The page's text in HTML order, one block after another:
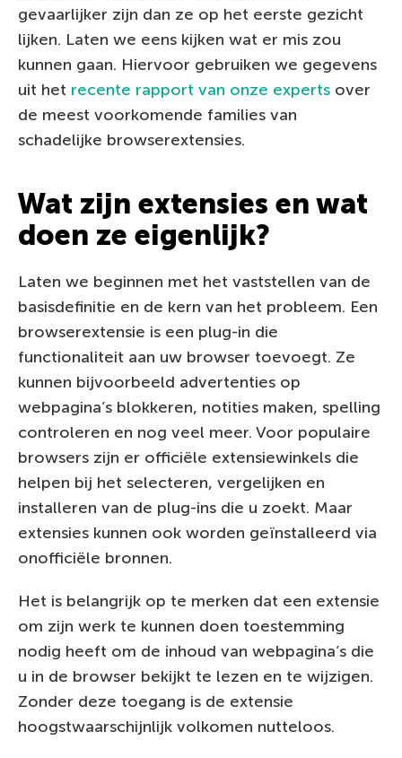
gevaarlijker zijn dan ze op het eerste gezicht
lijken. Laten we eens kijken wat er mis zou
kunnen gaan. Hiervoor gebruiken we gegevens
uit het recente rapport van onze experts over
de meest voorkomende families van
schadelijke browserextensies.
Wat zijn extensies en wat
doen ze eigenlijk?
Laten we beginnen met het vaststellen van de
basisdefinitie en de kern van het probleem. Een
browserextensie is een plug-in die
functionaliteit aan uw browser toevoegt. Ze
kunnen bijvoorbeeld advertenties op
webpagina’s blokkeren, notities maken, spelling
controleren en nog veel meer. Voor populaire
browsers zijn er officiële extensiewinkels die
helpen bij het selecteren, vergelijken en
installeren van de plug-ins die u zoekt. Maar
extensies kunnen ook worden geïnstalleerd via
onofficiële bronnen.
Het is belangrijk op te merken dat een extensie
om zijn werk te kunnen doen toestemming
nodig heeft om de inhoud van webpagina’s die
u in de browser bekijkt te lezen en te wijzigen.
Zonder deze toegang is de extensie
hoogstwaarschijnlijk volkomen nutteloos.